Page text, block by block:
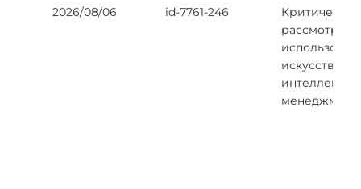
2026/08/06 id-7761-246
Критическое
интеллекта